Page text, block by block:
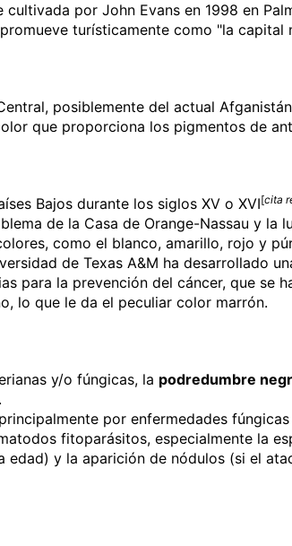
cultivada por John Evans en 1998 en
turísticamente como "la
posiblemente del actual
que proporciona los pigmentos de
Bajos durante los siglos XV o XVI[cita
de la Casa de Orange-Nassau y
como el blanco, amarillo, rojo y
de Texas A&M ha desarrollado
para la prevención del cáncer, que se
lo que le da el peculiar color marrón.
y/o fúngicas, la podredumbre
por enfermedades
fitoparásitos, especialmente la
edad) y la aparición de nódulos (si el